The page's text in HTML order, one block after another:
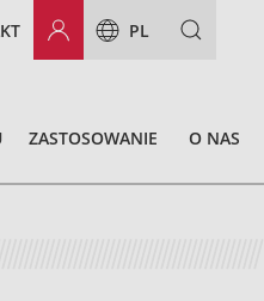
PL
ZASTOSOWANIE O NAS